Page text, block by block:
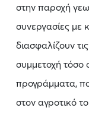
στην παροχή
συνεργασίες με
διασφαλίζουν
συμμετοχή τόσο
προγράμματα,
στον αγροτικό